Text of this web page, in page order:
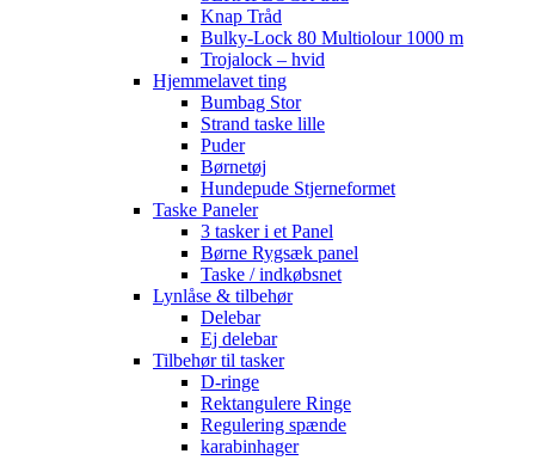
Knap Tråd
Bulky-Lock 80 Multiolour 1000 m
Trojalock – hvid
Hjemmelavet ting
Bumbag Stor
Strand taske lille
Puder
Børnetøj
Hundepude Stjerneformet
Taske Paneler
3 tasker i et Panel
Børne Rygsæk panel
Taske / indkøbsnet
Lynlåse & tilbehør
Delebar
Ej delebar
Tilbehør til tasker
D-ringe
Rektangulere Ringe
Regulering spænde
karabinhager